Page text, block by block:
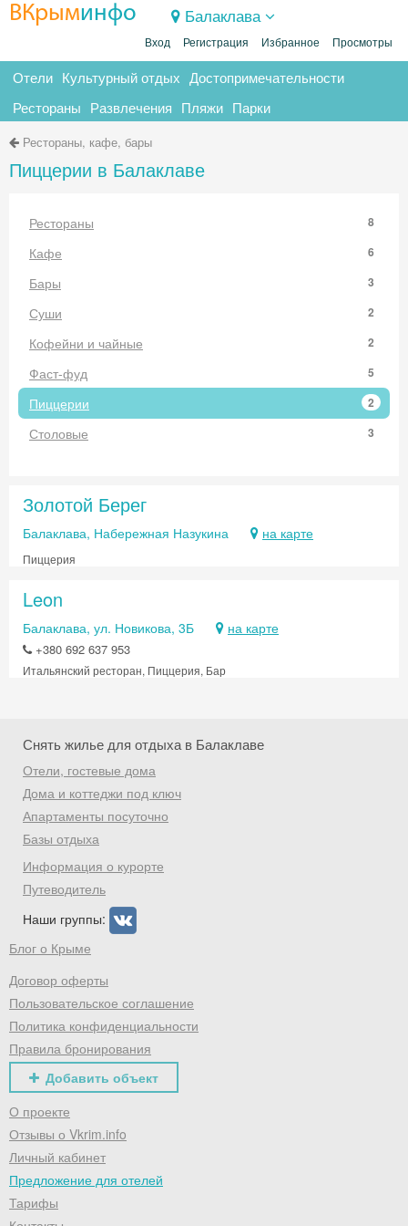
ВКрыминфо Балаклава
Вход Регистрация Избранное Просмотры
Отели Культурный отдых Достопримечательности
Рестораны Развлечения Пляжи Парки
Рестораны, кафе, бары
Пиццерии в Балаклаве
Рестораны 8
Кафе 6
Бары 3
Суши 2
Кофейни и чайные 2
Фаст-фуд 5
Пиццерии 2
Столовые 3
Золотой Берег
Балаклава, Набережная Назукина на карте
Пиццерия
Leon
Балаклава, ул. Новикова, 3Б на карте
+380 692 637 953
Итальянский ресторан, Пиццерия, Бар
Снять жилье для отдыха в Балаклаве
Отели, гостевые дома
Дома и коттеджи под ключ
Апартаменты посуточно
Базы отдыха
Информация о курорте
Путеводитель
Наши группы:
Блог о Крыме
Договор оферты
Пользовательское соглашение
Политика конфиденциальности
Правила бронирования
Добавить объект
О проекте
Отзывы о Vkrim.info
Личный кабинет
Предложение для отелей
Тарифы
Скидка −5%
Хочешь дешевле? Оставь почту и получи
промокод на первое бронирование!